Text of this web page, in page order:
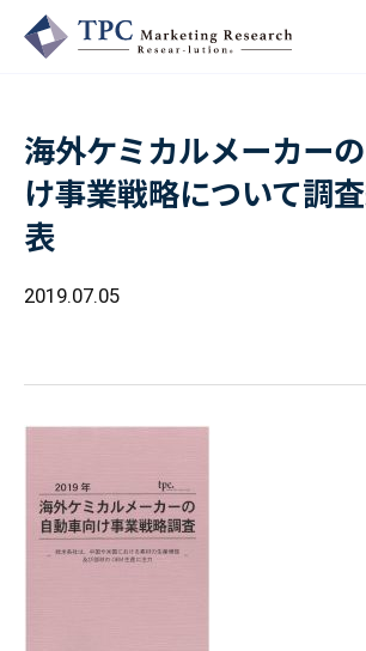
About Us ／ TPCについて
私たちの強み
CSR
Business
- 市場調査
- クイックリサーチ
自主企画調査
お客様の声
Pharmaceuticals & Medical
Chemical & Life Sciences
Topics
ALL
お知らせ
新刊情報
Recruit ／ 採用情報
採用TOP
海外ケミカルメーカー
け事業戦略について調
表
2019.07.05